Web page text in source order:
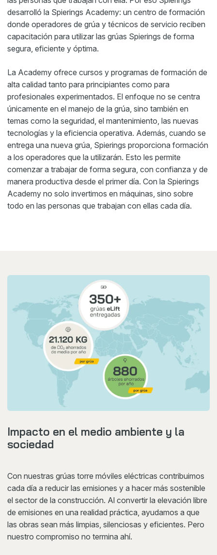
desarrolló la Spierings Academy: un centro de formación
donde operadores de grúa y técnicos de servicio reciben
capacitación para utilizar las grúas Spierings de forma
segura, eficiente y óptima.
La Academy ofrece cursos y programas de formación de
alta calidad tanto para principiantes como para
profesionales experimentados. El enfoque no se centra
únicamente en el manejo de la grúa, sino también en
temas como la seguridad, el mantenimiento, las nuevas
tecnologías y la eficiencia operativa. Además, cuando se
entrega una nueva grúa, Spierings proporciona formación
a los operadores que la utilizarán. Esto les permite
comenzar a trabajar de forma segura, con confianza y de
manera productiva desde el primer día. Con la Spierings
Academy no solo invertimos en máquinas, sino sobre
todo en las personas que trabajan con ellas cada día.
Impacto en el medio ambiente y la
sociedad
Con nuestras grúas torre móviles eléctricas contribuimos
cada día a reducir las emisiones y a hacer más sostenible
el sector de la construcción. Al convertir la elevación libre
de emisiones en una realidad práctica, ayudamos a que
las obras sean más limpias, silenciosas y eficientes. Pero
nuestro compromiso no termina ahí.